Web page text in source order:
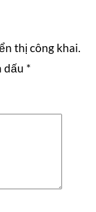
thị công khai.
dấu *